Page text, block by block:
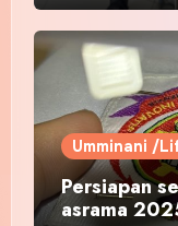
Umminani /
Persiapan
asrama